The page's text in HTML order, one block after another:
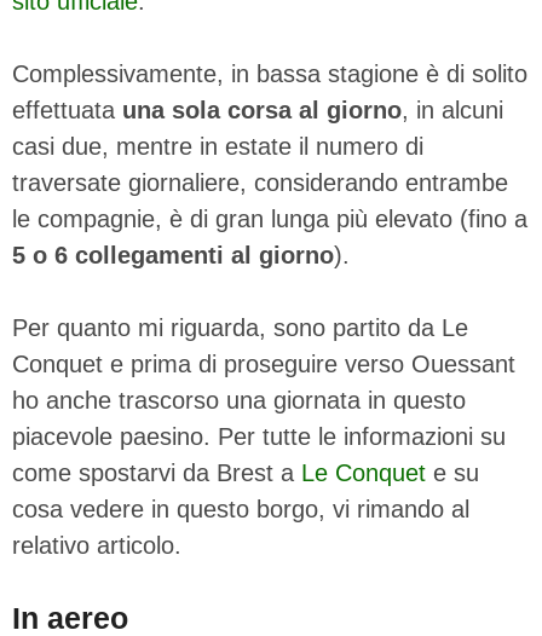
Complessivamente, in bassa stagione è di solito
effettuata una sola corsa al giorno, in alcuni
casi due, mentre in estate il numero di
traversate giornaliere, considerando entrambe
le compagnie, è di gran lunga più elevato (fino a
5 o 6 collegamenti al giorno).
Per quanto mi riguarda, sono partito da Le
Conquet e prima di proseguire verso Ouessant
ho anche trascorso una giornata in questo
piacevole paesino. Per tutte le informazioni su
come spostarvi da Brest a Le Conquet e su
cosa vedere in questo borgo, vi rimando al
relativo articolo.
In aereo